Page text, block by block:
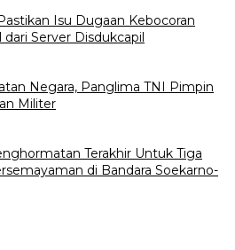
Isu Dugaan Kebocoran
Server Disdukcapil
Negara, Panglima TNI Pimpin
Militer
Terakhir Untuk Tiga
di Bandara Soekarno-